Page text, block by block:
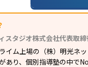
スタジオ株式会社代表取締
イム上場の（株）明光ネ
あり、個別指導塾の中で